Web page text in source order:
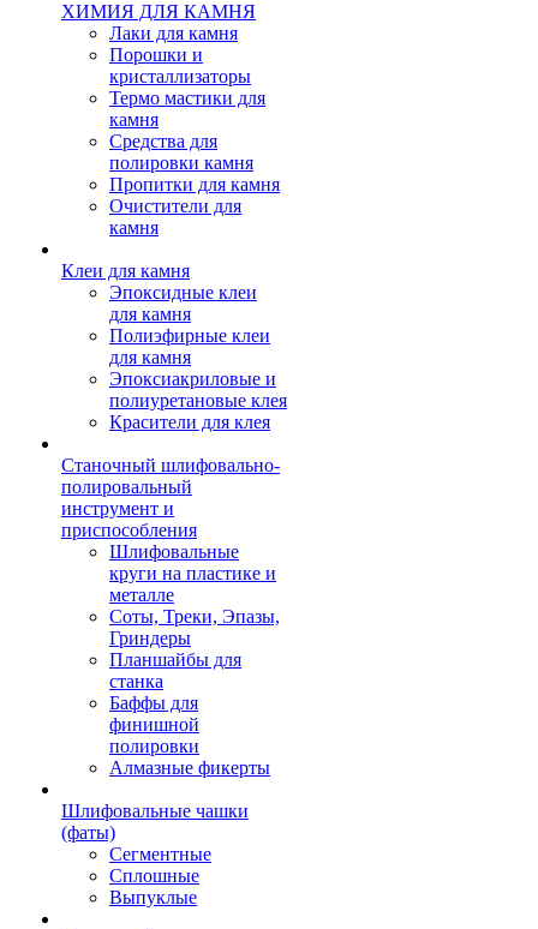
ХИМИЯ ДЛЯ КАМНЯ
Лаки для камня
Порошки и
кристаллизаторы
Термо мастики для
камня
Средства для
полировки камня
Пропитки для камня
Очистители для
камня
Клеи для камня
Эпоксидные клеи
для камня
Полиэфирные клеи
для камня
Эпоксиакриловые и
полиуретановые клея
Красители для клея
Станочный шлифовально-
полировальный
инструмент и
приспособления
Шлифовальные
круги на пластике и
металле
Соты, Треки, Эпазы,
Гриндеры
Планшайбы для
станка
Баффы для
финишной
полировки
Алмазные фикерты
Шлифовальные чашки
(фаты)
Сегментные
Сплошные
Выпуклые